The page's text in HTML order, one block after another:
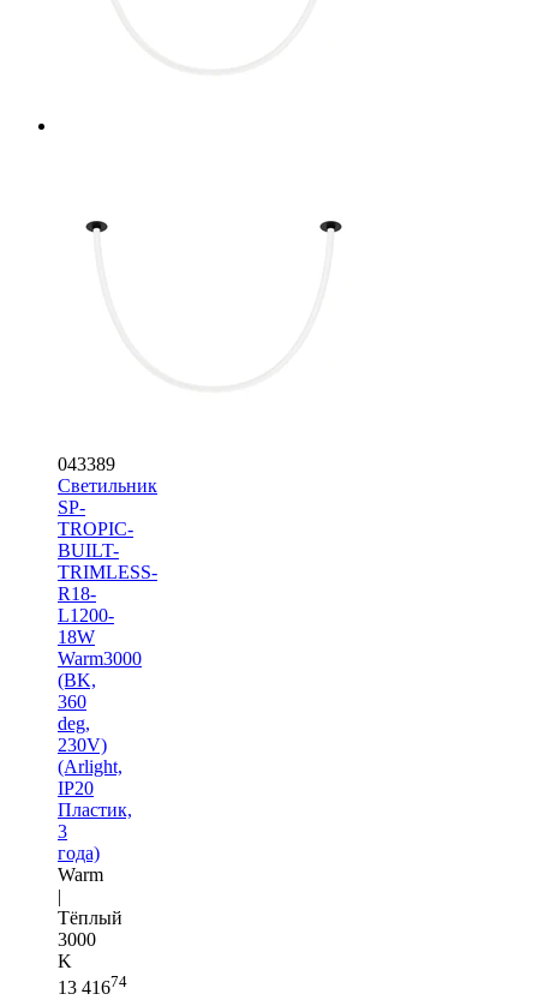
043389
Светильник
SP-
TROPIC-
BUILT-
TRIMLESS-
R18-
L1200-
18W
Warm3000
(BK,
360
deg,
230V)
(Arlight,
IP20
Пластик,
3
года)
Warm
|
Тёплый
3000
K
13 41674